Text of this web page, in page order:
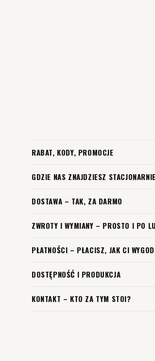
RABAT, KODY, PROMOCJE
GDZIE NAS ZNAJDZIESZ
DOSTAWA – TAK, ZA DARMO
ZWROTY I WYMIANY – PROSTO I PO
PŁATNOŚCI – PŁACISZ, JAK CI
DOSTĘPNOŚĆ I PRODUKCJA
KONTAKT – KTO ZA TYM STOI?